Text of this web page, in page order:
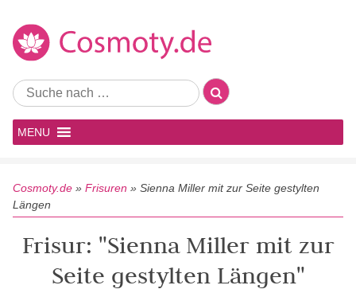
MENU
Cosmoty.de » Frisuren » Sienna Miller mit zur Seite gestylten
Längen
Frisur: "Sienna Miller mit zur
Seite gestylten Längen"